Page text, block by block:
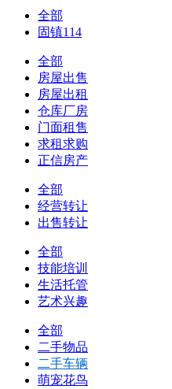
全部
固镇114
全部
房屋出售
房屋出租
仓库厂房
门面租售
求租求购
正信房产
全部
经营转让
出售转让
全部
技能培训
生活托管
艺术兴趣
全部
二手物品
二手车辆
萌宠花鸟